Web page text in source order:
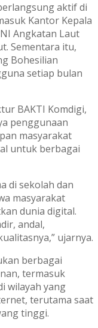
aktif di
Kantor Kepala
Angkatan Laut
Sementara itu,
Bohesilian
setiap bulan
BAKTI Komdigi,
penggunaan
masyarakat
untuk berbagai
di sekolah dan
masyarakat
dunia digital.
andal,
ujarnya.
berbagai
termasuk
wilayah yang
terutama saat
tinggi.